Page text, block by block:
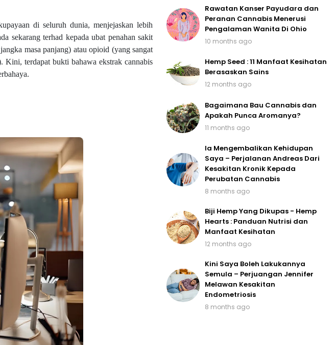
di seluruh dunia, menjejaskan lebih
sekarang terhad kepada ubat penahan sakit
masa panjang) atau opioid (yang sangat
Kini, terdapat bukti bahawa ekstrak cannabis
Rawatan Kanser Payudara dan
Peranan Cannabis Menerusi
Pengalaman Wanita Di Ohio
10 months ago
Hemp Seed : 11 Manfaat Kesihatan
Berasaskan Sains
12 months ago
Bagaimana Bau Cannabis dan
Apakah Punca Aromanya?
11 months ago
Ia Mengembalikan Kehidupan
Saya – Perjalanan Andreas Dari
Kesakitan Kronik Kepada
Perubatan Cannabis
8 months ago
Biji Hemp Yang Dikupas - Hemp
Hearts : Panduan Nutrisi dan
Manfaat Kesihatan
12 months ago
Kini Saya Boleh Lakukannya
Semula – Perjuangan Jennifer
Melawan Kesakitan
Endometriosis
8 months ago